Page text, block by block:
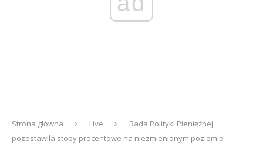
Strona główna Live
Rada Polityki Pieniężnej
pozostawiła stopy procentowe na niezmienionym poziomie